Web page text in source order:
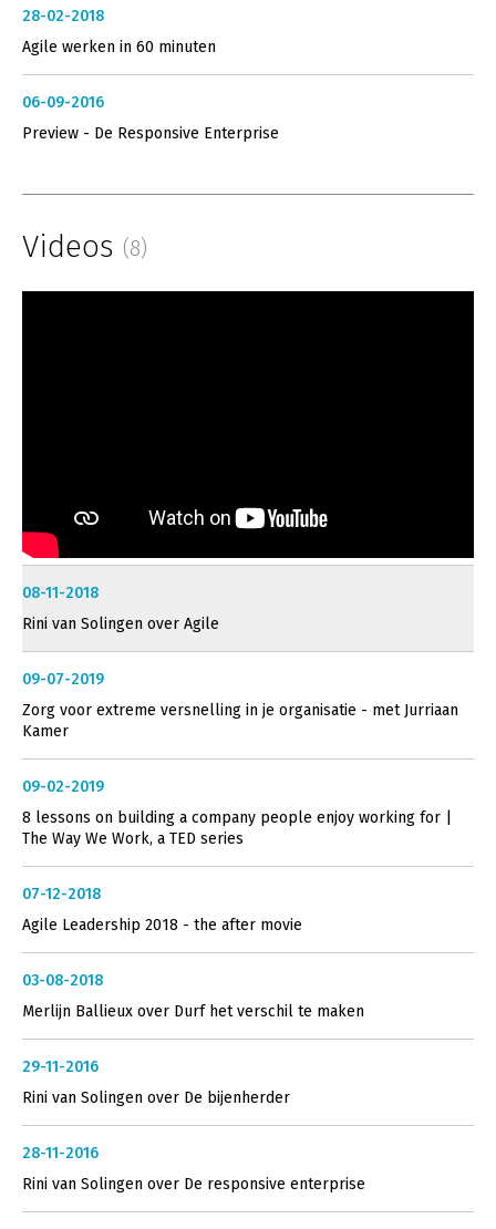
28-02-2018
Agile werken in 60 minuten
06-09-2016
Preview - De Responsive Enterprise
Videos (8)
08-11-2018
Rini van Solingen over Agile
09-07-2019
Zorg voor extreme versnelling in je organisatie - met Jurriaan
Kamer
09-02-2019
8 lessons on building a company people enjoy working for |
The Way We Work, a TED series
07-12-2018
Agile Leadership 2018 - the after movie
03-08-2018
Merlijn Ballieux over Durf het verschil te maken
29-11-2016
Rini van Solingen over De bijenherder
28-11-2016
Rini van Solingen over De responsive enterprise